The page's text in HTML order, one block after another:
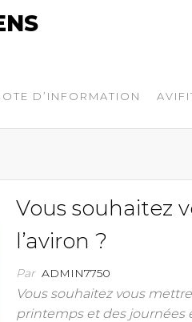
D’INFORMATION
Vous souhaitez
l’aviron ?
Par ADMIN7750
Vous souhaitez vous
printemps et des journées